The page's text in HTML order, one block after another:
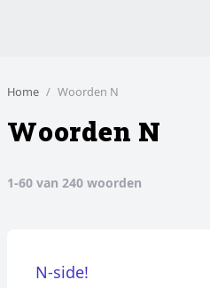
Home Woorden N
Woorden N
1-60 van 240 woorden
N-side!